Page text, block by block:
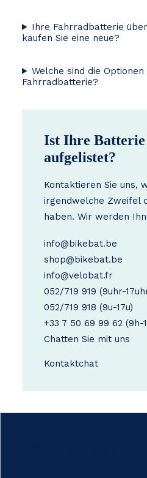
Ihre Fahrradbatterie
kaufen Sie eine neue?
Welche sind die
Fahrradbatterie?
Ist Ihre
aufgelistet?
Kontaktieren Sie uns,
irgendwelche Zweifel
haben. Wir werden
info@bikebat.be
shop@bikebat.be
info@velobat.fr
052/719 919 (9uhr-
052/719 918 (9u-17u)
+33 7 50 69 99 62 (9h-
Chatten Sie mit uns
Kontaktchat